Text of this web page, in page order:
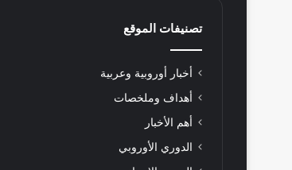
تصنيفات الموقع
أخبار أوروبية وعربية
أهداف وملخصات
أهم الأخبار
الدوري الأوروبي